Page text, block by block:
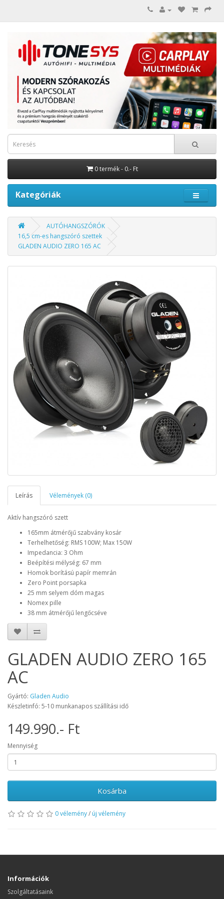
0 termék - 0.- Ft
Kategóriák
AUTÓHANGSZÓRÓK
16,5 cm-es hangszóró szettek
GLADEN AUDIO ZERO 165 AC
Leírás Vélemények (0)
Aktív hangszóró szett
165mm átmérőjű szabvány kosár
Terhelhetőség: RMS 100W; Max 150W
Impedancia: 3 Ohm
Beépítési mélység: 67 mm
Homok borítású papír memrán
Zero Point porsapka
25 mm selyem dóm magas
Nomex pille
38 mm átmérőjű lengőcséve
GLADEN AUDIO ZERO 165
AC
Gyártó: Gladen Audio
Készletinfó: 5-10 munkanapos szállítási idő
149.990.- Ft
Mennyiség
Kosárba
0 vélemény/ új vélemény
Információk
Szolgáltatásaink